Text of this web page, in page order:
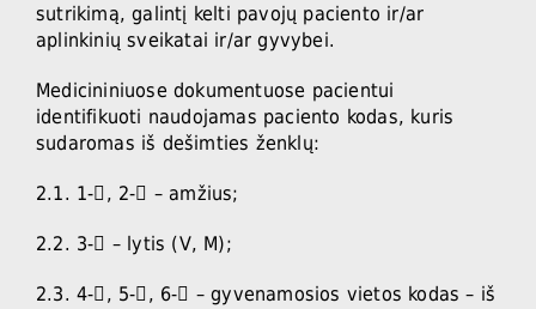
sutrikimą, galintį kelti pavojų paciento ir/ar
aplinkinių sveikatai ir/ar gyvybei.
Medicininiuose dokumentuose pacientui
identifikuoti naudojamas paciento kodas, kuris
sudaromas iš dešimties ženklų:
2.1. 1-, 2- – amžius;
2.2. 3- – lytis (V, M);
2.3. 4-, 5-, 6- – gyvenamosios vietos kodas – iš